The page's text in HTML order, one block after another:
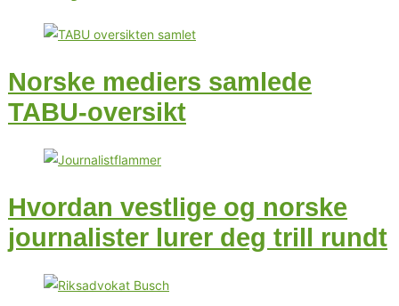
Norske mediers samlede
TABU-oversikt
Hvordan vestlige og norske
journalister lurer deg trill rundt